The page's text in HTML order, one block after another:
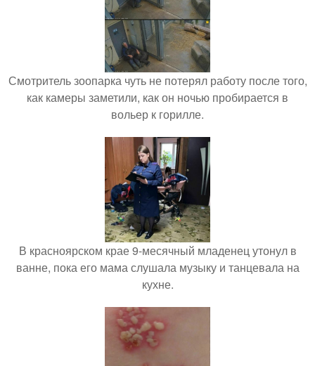
Смотритель зоопарка чуть не потерял работу после того,
как камеры заметили, как он ночью пробирается в
вольер к горилле.
В красноярском крае 9-месячный младенец утонул в
ванне, пока его мама слушала музыку и танцевала на
кухне.